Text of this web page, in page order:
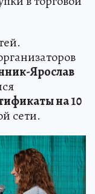
Ярослав
на 10
сети.